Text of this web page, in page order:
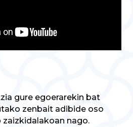
gure egoerarekin bat
zenbait adibide oso
zaizkidalakoan nago.